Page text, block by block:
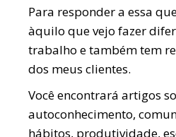
Para responder a essa
àquilo que vejo fazer
trabalho e também tem
dos meus clientes.
Você encontrará artigos
autoconhecimento,
hábitos, produtividade,